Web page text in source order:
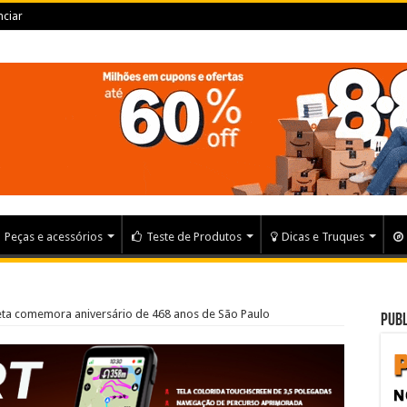
Peças e acessórios Teste de Produtos Dicas e Truques
comemora aniversário de 468 anos de São Paulo